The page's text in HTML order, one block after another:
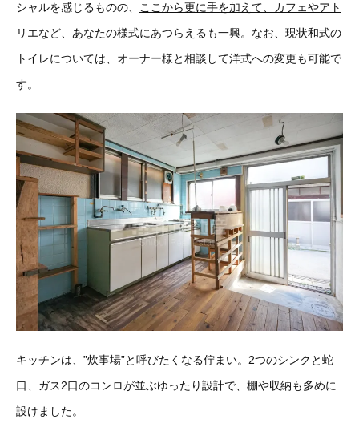
シャルを感じるものの、
ここから更に手を加えて、カフェやアト
リエなど、あなたの様式にあつらえるも一興。なお、現状和式の
トイレについては、オーナー様と相談して洋式への変更も可能で
す。
キッチンは、”炊事場”と呼びたくなる佇まい。2つのシンクと蛇
口、ガス2口のコンロが並ぶゆったり設計で、棚や収納も多めに
設けました。